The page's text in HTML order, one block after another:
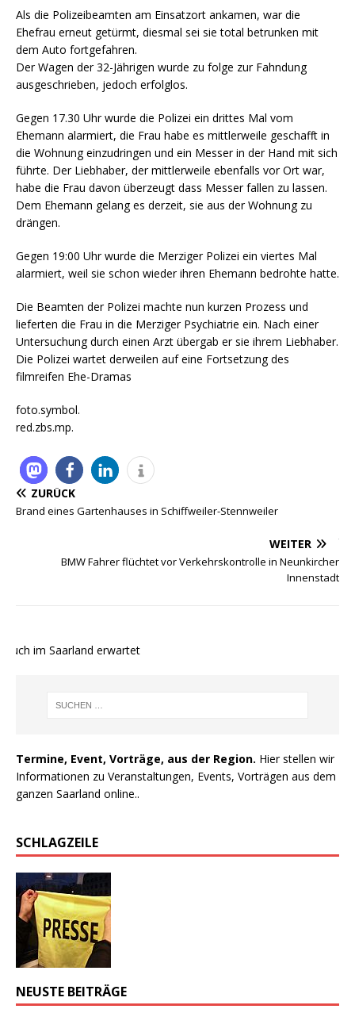
Als die Polizeibeamten am Einsatzort ankamen, war die
Ehefrau erneut getürmt, diesmal sei sie total betrunken mit
dem Auto fortgefahren.
Der Wagen der 32-Jährigen wurde zu folge zur Fahndung
ausgeschrieben, jedoch erfolglos.
Gegen 17.30 Uhr wurde die Polizei ein drittes Mal vom
Ehemann alarmiert, die Frau habe es mittlerweile geschafft in
die Wohnung einzudringen und ein Messer in der Hand mit sich
führte. Der Liebhaber, der mittlerweile ebenfalls vor Ort war,
habe die Frau davon überzeugt dass Messer fallen zu lassen.
Dem Ehemann gelang es derzeit, sie aus der Wohnung zu
drängen.
Gegen 19:00 Uhr wurde die MerzigerPolizei ein viertes Mal
alarmiert, weil sie schon wieder ihren Ehemann bedrohte hatte.
Die Beamten der Polizei machte nun kurzen Prozess und
lieferten die Frau in die MerzigerPsychiatrie ein. Nach einer
Untersuchung durch einen Arzt übergab er sie ihrem Liebhaber.
Die Polizei wartet derweilen auf eine Fortsetzung des
filmreifen Ehe-Dramas
foto.symbol.
red.zbs.mp.
ZURÜCK
Brand eines Gartenhauses in Schiffweiler-Stennweiler
WEITER
BMW Fahrer flüchtet vor Verkehrskontrolle in Neunkircher
Innenstadt
im Saarland erwartet
Termine, Event, Vorträge, aus der Region. Hier stellen wir
Informationen zu Veranstaltungen, Events, Vorträgen aus dem
ganzen Saarland online..
SCHLAGZEILE
NEUSTE BEITRÄGE